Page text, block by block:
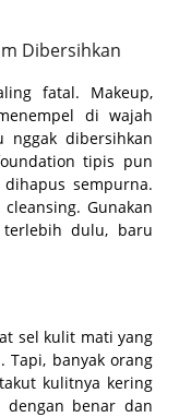
Dibersihkan
fatal. Makeup,
di wajah
nggak dibersihkan
tipis pun
sempurna.
Gunakan
dulu, baru
sel kulit mati yang
Tapi, banyak orang
kulitnya kering
dengan benar dan